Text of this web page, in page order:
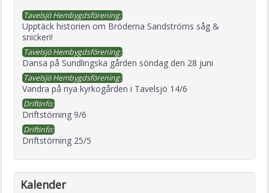
Tavelsjö Hembygdsförening:
Upptäck historien om Bröderna Sandströms såg &
snickeri!
Tavelsjö Hembygdsförening:
Dansa på Sundlingska gården söndag den 28 juni
Tavelsjö Hembygdsförening:
Vandra på nya kyrkogården i Tavelsjö 14/6
Driftinfo:
Driftstörning 9/6
Driftinfo:
Driftstörning 25/5
Kalender